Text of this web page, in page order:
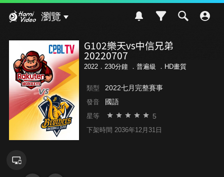
瀏覽
G102樂天vs中信兄弟
20220707
2022．230分鐘 ． 普遍級 ．HD畫質
類型 2022七月完整賽事
發音 國語
星等 5
下架時間 2036年12月31日